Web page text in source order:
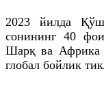
2023 йилда
сонининг 40
Шарқ ва Африка
глобал бойлик